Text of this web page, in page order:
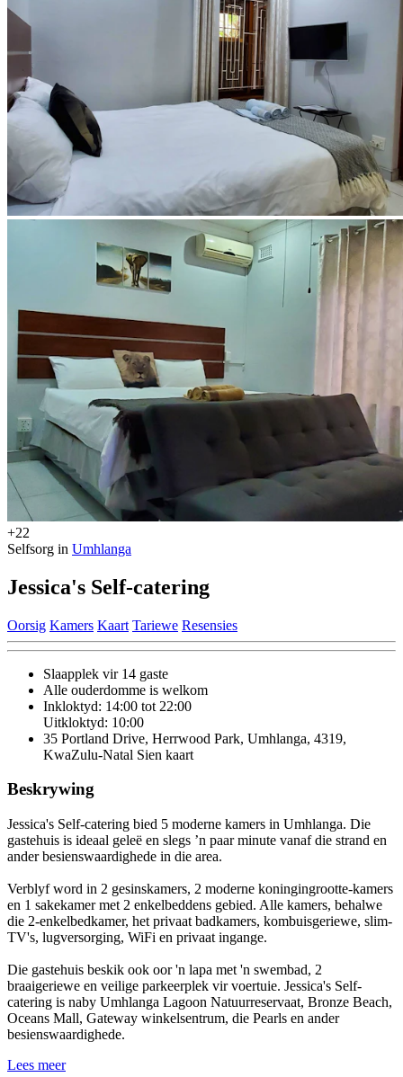
+22
Selfsorg in Umhlanga
Jessica's Self-catering
Oorsig Kamers Kaart Tariewe Resensies
Slaapplek vir 14 gaste
Alle ouderdomme is welkom
Inkloktyd: 14:00 tot 22:00
Uitkloktyd: 10:00
35 Portland Drive, Herrwood Park, Umhlanga, 4319,
KwaZulu-Natal Sien kaart
Beskrywing
Jessica's Self-catering bied 5 moderne kamers in Umhlanga. Die
gastehuis is ideaal geleë en slegs ’n paar minute vanaf die strand en
ander besienswaardighede in die area.
Verblyf word in 2 gesinskamers, 2 moderne koningingrootte-kamers
en 1 sakekamer met 2 enkelbeddens gebied. Alle kamers, behalwe
die 2-enkelbedkamer, het privaat badkamers, kombuisgeriewe, slim-
TV's, lugversorging, WiFi en privaat ingange.
Die gastehuis beskik ook oor 'n lapa met 'n swembad, 2
braaigeriewe en veilige parkeerplek vir voertuie. Jessica's Self-
catering is naby Umhlanga Lagoon Natuurreservaat, Bronze Beach,
Oceans Mall, Gateway winkelsentrum, die Pearls en ander
besienswaardighede.
Lees meer